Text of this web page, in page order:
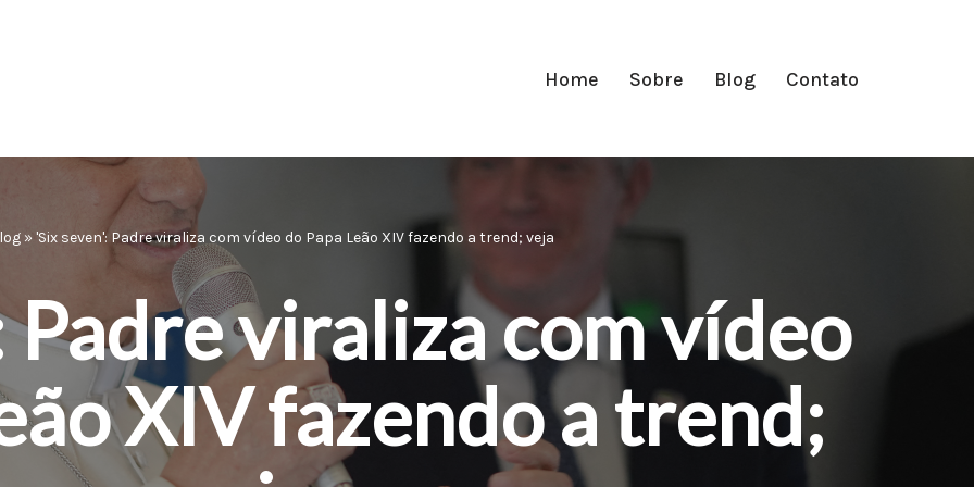
Home Sobre Blog Contato
»'Six seven': Padre viraliza com vídeo do Papa Leão XIV fazendo a trend; veja
Padre viraliza com vídeo
XIV fazendo a trend;